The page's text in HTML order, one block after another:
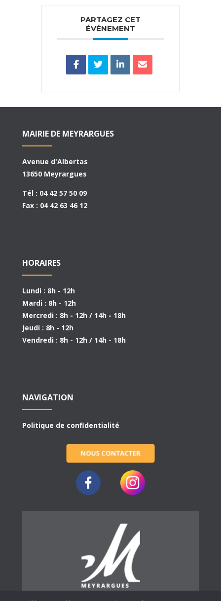
PARTAGEZ CET
ÉVÉNEMENT
MAIRIE DE MEYRARGUES
Avenue d'Albertas
13650 Meyrargues
Tél : 04 42 57 50 09
Fax : 04 42 63 46 12
HORAIRES
Lundi : 8h - 12h
Mardi : 8h - 12h
Mercredi : 8h - 12h / 14h - 18h
Jeudi : 8h - 12h
Vendredi : 8h - 12h / 14h - 18h
NAVIGATION
Politique de confidentialité